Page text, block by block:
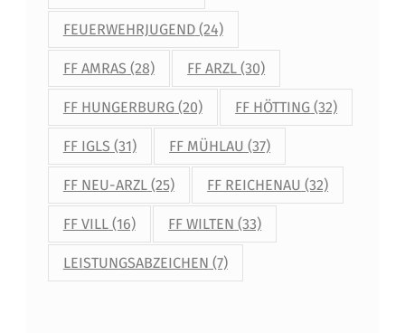
FEUERWEHRJUGEND(24)
FF AMRAS (28) FF ARZL (30)
FF HUNGERBURG(20) FF HÖTTING (32)
FF IGLS (31) FF MÜHLAU (37)
FF NEU-ARZL(25) FF REICHENAU (32)
FF VILL(16) FF WILTEN (33)
LEISTUNGSABZEICHEN (7)